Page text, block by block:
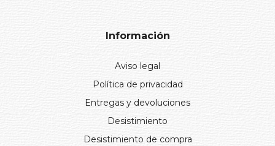
Información
Aviso legal
Política de privacidad
Entregas y devoluciones
Desistimiento
Desistimiento de compra